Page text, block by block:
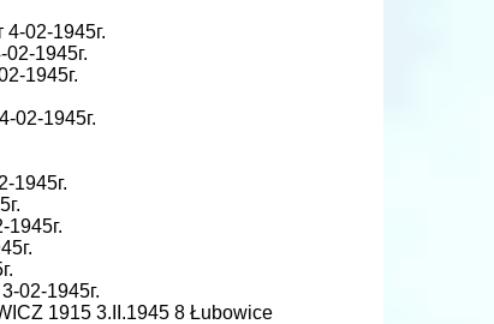
02-1945г.
1945г.
1945г.
02-1945г.
1945г.
1945г.
02-1945г.
1915 3.II.1945 8 Łubowice